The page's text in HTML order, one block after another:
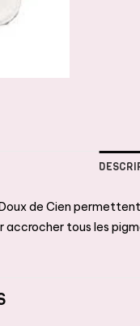
de Cien
accrocher tous les